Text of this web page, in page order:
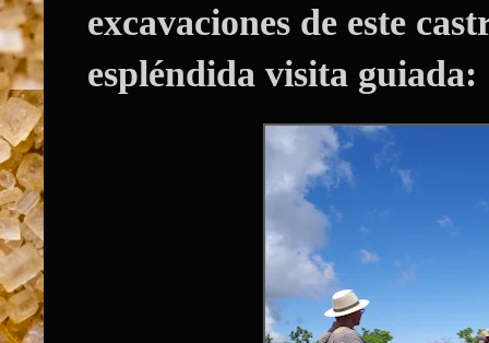
excavaciones de este
espléndida visita guiada: